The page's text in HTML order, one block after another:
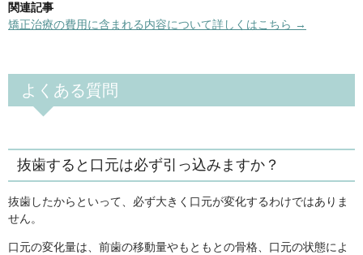
関連記事
矯正治療の費用に含まれる内容について詳しくはこちら →
よくある質問
抜歯すると口元は必ず引っ込みますか？
抜歯したからといって、必ず大きく口元が変化するわけではありま
せん。
口元の変化量は、前歯の移動量やもともとの骨格、口元の状態によ